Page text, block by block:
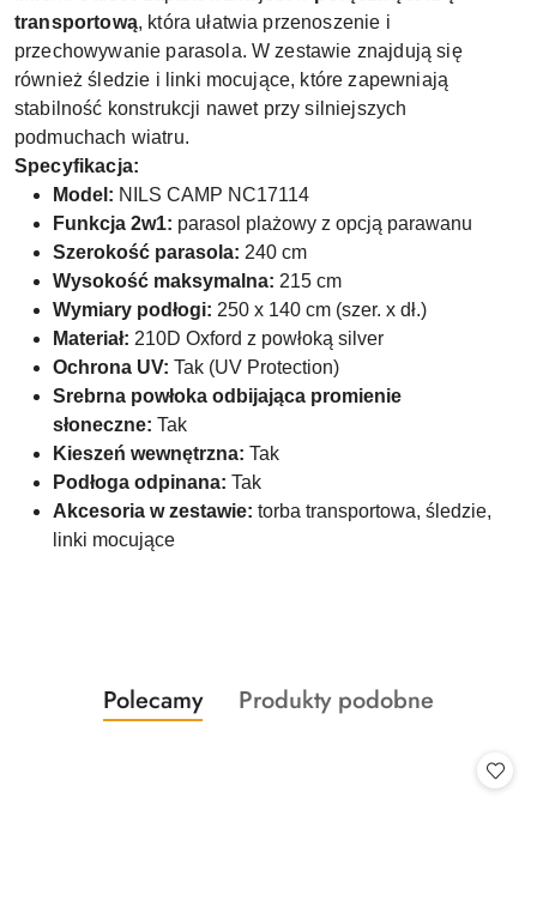
transportową, która ułatwia przenoszenie i
przechowywanie parasola. W zestawie znajdują się
również śledzie i linki mocujące, które zapewniają
stabilność konstrukcji nawet przy silniejszych
podmuchach wiatru.
Specyfikacja:
Model: NILS CAMP NC17114
Funkcja 2w1: parasol plażowy z opcją parawanu
Szerokość parasola: 240 cm
Wysokość maksymalna: 215 cm
Wymiary podłogi: 250 x 140 cm (szer. x dł.)
Materiał: 210D Oxford z powłoką silver
Ochrona UV: Tak (UV Protection)
Srebrna powłoka odbijająca promienie
słoneczne: Tak
Kieszeń wewnętrzna: Tak
Podłoga odpinana: Tak
Akcesoria w zestawie: torba transportowa, śledzie,
linki mocujące
Pomiń karuzelę produktów
Produkty
o
Polecamy
Produkty
Produkty podobne